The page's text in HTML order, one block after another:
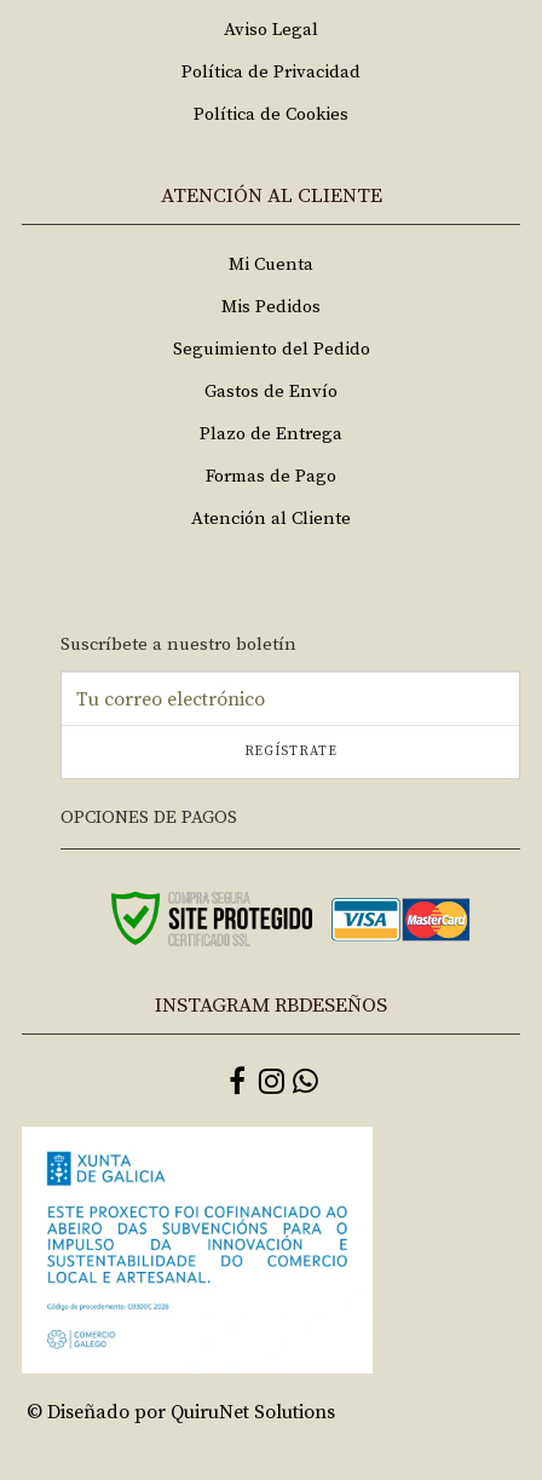
Aviso Legal
Política de Privacidad
Política de Cookies
ATENCIÓN AL CLIENTE
Mi Cuenta
Mis Pedidos
Seguimiento del Pedido
Gastos de Envío
Plazo de Entrega
Formas de Pago
Atención al Cliente
Suscríbete a nuestro boletín
REGÍSTRATE
OPCIONES DE PAGOS
INSTAGRAM RBDESEÑOS
© Diseñado por QuiruNet Solutions